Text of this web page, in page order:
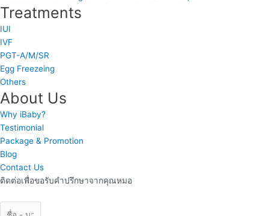
Treatments
IUI
IVF
PGT-A/M/SR
Egg Freezeing
Others
About Us
Why iBaby?
Testimonial
Package & Promotion
Blog
Contact Us
ติดต่อเพื่อขอรับคำปรึกษาจากคุณหมอ